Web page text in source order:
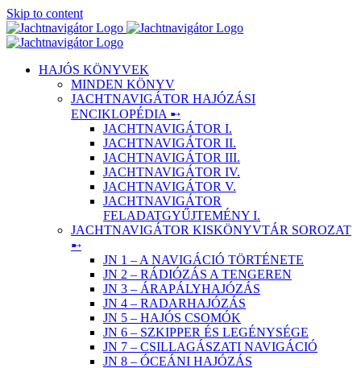
Skip to content
HAJÓS KÖNYVEK
MINDEN KÖNYV
JACHTNAVIGÁTOR HAJÓZÁSI
ENCIKLOPÉDIA ➸
JACHTNAVIGÁTOR I.
JACHTNAVIGÁTOR II.
JACHTNAVIGÁTOR III.
JACHTNAVIGÁTOR IV.
JACHTNAVIGÁTOR V.
JACHTNAVIGÁTOR
FELADATGYŰJTEMÉNY I.
JACHTNAVIGÁTOR KISKÖNYVTÁR SOROZAT
➸
JN 1 – A NAVIGÁCIÓ TÖRTÉNETE
JN 2 – RÁDIÓZÁS A TENGEREN
JN 3 – ÁRAPÁLYHAJÓZÁS
JN 4 – RADARHAJÓZÁS
JN 5 – HAJÓS CSOMÓK
JN 6 – SZKIPPER ÉS LEGÉNYSÉGE
JN 7 – CSILLAGÁSZATI NAVIGÁCIÓ
JN 8 – ÓCEÁNI HAJÓZÁS